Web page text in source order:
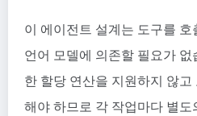
이 에이전트 설계는 도구를
언어 모델에 의존할 필요가
한 할당 연산을 지원하지 않
해야 하므로 각 작업마다 별